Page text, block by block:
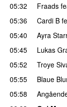
05:32
Fraads
05:36 Cardi B
05:40 Ayra
05:45
Lukas
05:52 Troye
05:55 Blaue
05:58